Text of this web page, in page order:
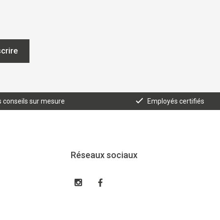
conseils sur mesure Employés certifiés
Réseaux sociaux